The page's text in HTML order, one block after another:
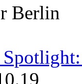
Berlin